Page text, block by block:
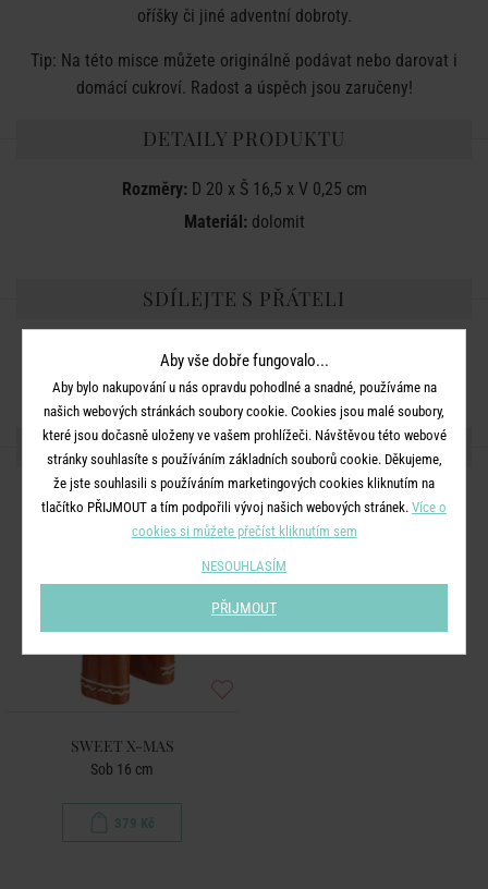
oříšky či jiné adventní dobroty.
Tip: Na této misce můžete originálně podávat nebo darovat i
domácí cukroví. Radost a úspěch jsou zaručeny!
DETAILY PRODUKTU
Rozměry:D 20 x Š 16,5 x V 0,25 cm
Materiál:dolomit
SDÍLEJTE S PŘÁTELI
DALŠÍ PRODUKTY ZE SÉRIE
SWEET X-MAS
Sob 16 cm
379 Kč
Aby vše dobře fungovalo...
Aby bylo nakupování u nás opravdu pohodlné a snadné, používáme na
našich webových stránkách soubory cookie. Cookies jsou malé soubory,
které jsou dočasně uloženy ve vašem prohlížeči. Návštěvou této webové
stránky souhlasíte s používáním základních souborů cookie. Děkujeme,
že jste souhlasili s používáním marketingových cookies kliknutím na
tlačítko PŘIJMOUT a tím podpořili vývoj našich webových stránek. Více o
cookies si můžete přečíst kliknutím sem
NESOUHLASÍM
PŘIJMOUT